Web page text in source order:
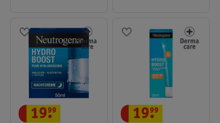
19.
99 19.
99